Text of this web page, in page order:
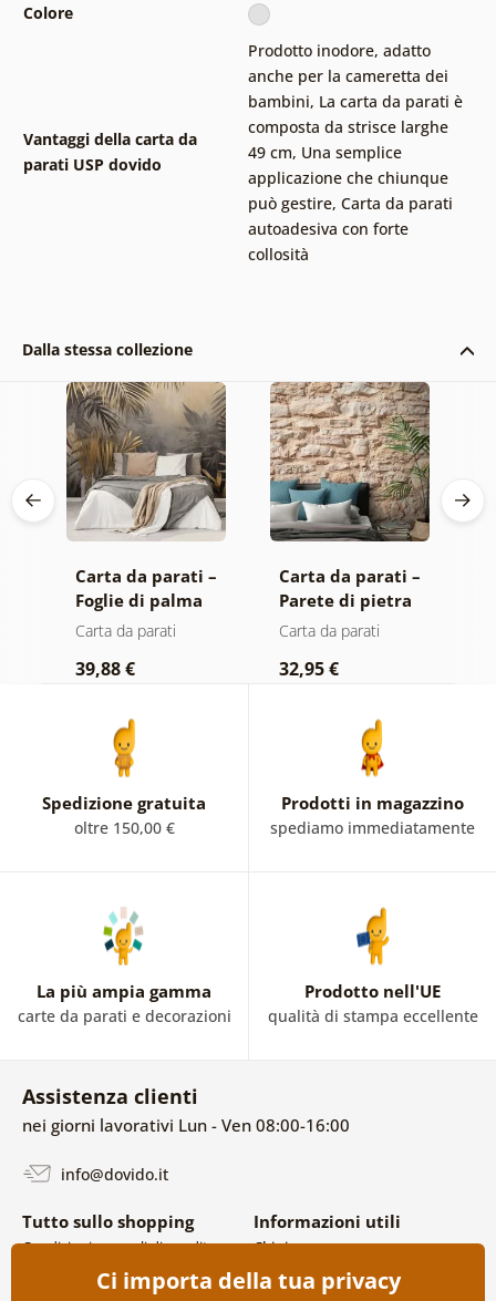
Colore
Vantaggi della carta da
parati USP dovido
Prodotto inodore, adatto
anche per la cameretta dei
bambini, La carta da parati è
composta da strisce larghe
49 cm, Una semplice
applicazione che chiunque
può gestire, Carta da parati
autoadesiva con forte
collosità
Dalla stessa collezione
Carta da parati –
Foglie di palma
nella giungla
Carta da parati
39,88 €
Carta da parati –
Parete di pietra
Carta da parati
32,95 €
Spedizione gratuita
oltre 150,00 €
Prodotti in magazzino
spediamo immediatamente
La più ampia gamma
carte da parati e decorazioni
Prodotto nell'UE
qualità di stampa eccellente
Assistenza clienti
nei giorni lavorativi Lun - Ven 08:00-16:00
info@dovido.it
Tutto sullo shopping
Condizioni generali di vendita e
Politica sulla privacy
Informazioni utili
Chi siamo
FAQ
Contatti
Ci importa della tua privacy